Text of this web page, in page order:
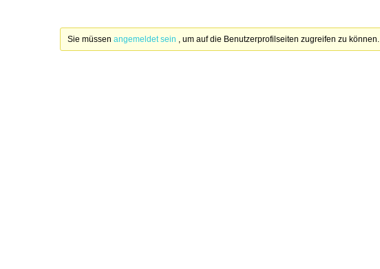
Sie müssenangemeldet sein , um auf die Benutzerprofilseiten zugreifen zu können.